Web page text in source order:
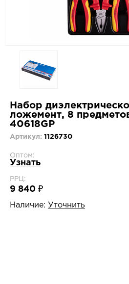
Набор
ложемент, 8
40618GP
Артикул: 1126730
Оптом:
Узнать
РРЦ:
9 840 ₽
Наличие: Уточнить